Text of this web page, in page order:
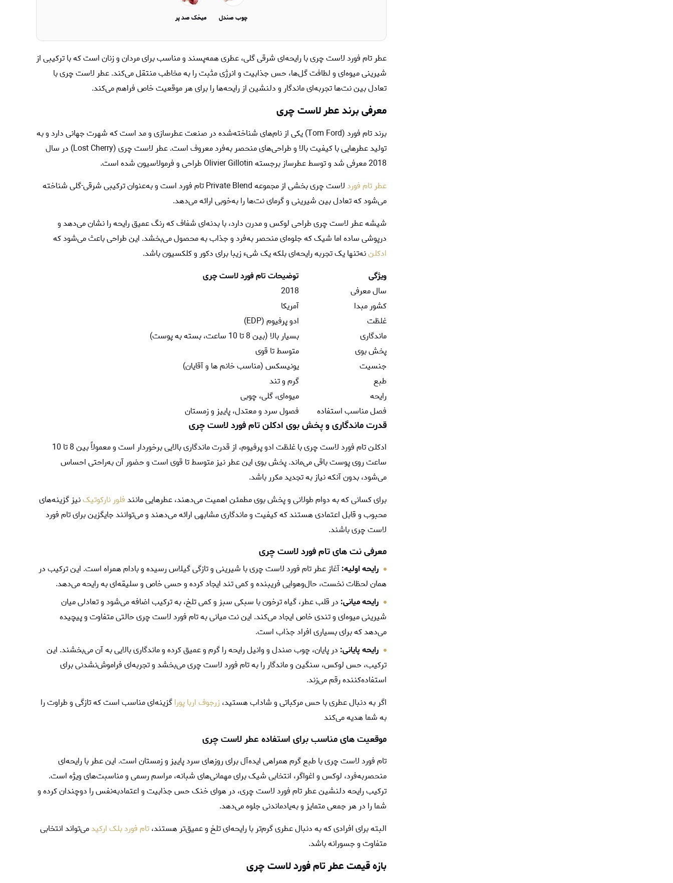
چوب صندل میخک صد پر
عطر تام فورد لاست چری با رایحه‌ای شرقی گلی، عطری همه‌پسند و مناسب برای مردان و زنان است که با ترکیبی از
شیرینی میوه‌ای و لطافت گل‌ها، حس جذابیت و انرژی مثبت را به مخاطب منتقل می‌کند. عطر لاست چری با
تعادل بین نت‌ها تجربه‌ای ماندگار و دلنشین از رایحه‌ها را برای هر موقعیت خاص فراهم می‌کند.
معرفی برندعطر لاست چری
برند تام فورد (Tom Ford) یکی از نام‌های شناخته‌شده در صنعت عطرسازی و مد است که شهرت جهانی دارد و به
تولید عطرهایی با کیفیت بالا و طراحی‌های منحصر به‌فرد معروف است. عطر لاست چری (Lost Cherry) در سال
2018 معرفی شد و توسط عطرساز برجسته Olivier Gillotin طراحی و فرمولاسیون شده است.
عطر تام فورد
لاست چری بخشی از مجموعه Private Blend تام فورد است و به‌عنوان ترکیبی شرقی-گلی شناخته
می‌شود که تعادل بین شیرینی و گرمای نت‌ها را به‌خوبی ارائه می‌دهد.
شیشه عطر لاست چری طراحی لوکس و مدرن دارد، با بدنه‌ای شفاف که رنگ عمیق رایحه را نشان می‌دهد و
درپوشی ساده اما شیک که جلوه‌ای منحصر به‌فرد و جذاب به محصول می‌بخشد. این طراحی باعث می‌شود که
ادکلننه‌تنها یک تجربه رایحه‌ای بلکه یک شیء زیبا برای دکور و کلکسیون باشد.
ویژگی
توضیحات تام فورد لاست چری
سال معرفی
2018
کشور مبدا
آمریکا
غلظت
ادو پرفیوم (EDP)
ماندگاری
بسیار بالا (بین 8 تا 10 ساعت، بسته به پوست)
پخش بوی
متوسط تا قوی
جنسیت
یونیسکس (مناسب خانم ها و آقایان)
طبع
گرم و تند
رایحه
میوه‌ای، گلی، چوبی
فصل مناسب استفاده
فصول سرد و معتدل، پاییز و زمستان
قدرت ماندگاری و پخش بوی ادکلن تام فورد لاست چری
ادکلن تام فورد لاست چری با غلظت ادو پرفیوم، از قدرت ماندگاری بالایی برخوردار است و معمولاً بین 8 تا 10
ساعت روی پوست باقی می‌ماند. پخش بوی این عطر نیز متوسط تا قوی است و حضور آن به‌راحتی احساس
می‌شود، بدون آنکه نیاز به تجدید مکرر باشد.
برای کسانی که به دوام طولانی و پخش بوی مطمئن اهمیت می‌دهند، عطرهایی مانندفلور نارکوتیکنیز گزینه‌های
محبوب و قابل اعتمادی هستند که کیفیت و ماندگاری مشابهی ارائه می‌دهند و می‌توانند جایگزین برای تام فورد
لاست چری باشند.
معرفی نت هایتام فورد لاست چری
رایحه اولیه:آغاز عطر تام فورد لاست چری با شیرینی و تازگی گیلاس رسیده و بادام همراه است. این ترکیب در
همان لحظات نخست، حال‌وهوایی فریبنده و کمی تند ایجاد کرده و حسی خاص و سلیقه‌ای به رایحه می‌دهد.
رایحه میانی: در قلب عطر، گیاه ترخون با سبکی سبز و کمی تلخ، به ترکیب اضافه می‌شود و تعادلی میان
شیرینی میوه‌ای و تندی خاص ایجاد می‌کند. این نت میانی به تام فورد لاست چری حالتی متفاوت و پیچیده
می‌دهد که برای بسیاری افراد جذاب است.
رایحه پایانی: در پایان، چوب صندل و وانیل رایحه را گرم و عمیق کرده و ماندگاری بالایی به آن می‌بخشند. این
ترکیب، حس لوکس، سنگین و ماندگار را به تام فورد لاست چری می‌بخشد و تجربه‌ای فراموش‌نشدنی برای
استفاده‌کننده رقم می‌زند.
اگر به دنبال عطری با حس مرکباتی و شاداب هستید،زرجوف اربا پوراگزینه‌ای مناسب است که تازگی و طراوت را
به شما هدیه می‌کند
موقعیت ‌های مناسب برای استفاده عطر لاست چری
تام فورد لاست چری با طبع گرم همراهی ایده‌آل برای روزهای سرد پاییز و زمستان است. این عطر با رایحه‌ای
منحصربه‌فرد، لوکس و اغواگر، انتخابی شیک برای مهمانی‌های شبانه، مراسم رسمی و مناسبت‌های ویژه است.
ترکیب رایحه دلنشین عطر تام فورد لاست چری، در هوای خنک حس جذابیت و اعتمادبه‌نفس را دوچندان کرده و
شما را در هر جمعی متمایز و به‌یادماندنی جلوه می‌دهد.
البته برای افرادی که به دنبال عطری گرم‌تر با رایحه‌ای تلخ و عمیق‌تر هستند،تام فورد بلک ارکیدمی‌تواند انتخابی
متفاوت و جسورانه باشد.
بازه قیمت عطر تام فورد لاست چری